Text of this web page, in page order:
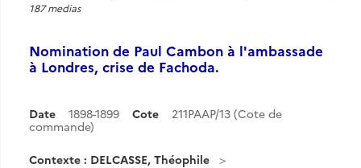
187 medias
Nomination de Paul Cambon à l'ambassade
à Londres, crise de Fachoda.
Date 1898-1899 Cote
211PAAP/13 (Cote de
commande)
Contexte : DELCASSE, Théophile